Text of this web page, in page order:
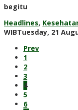
begitu
Headlines,
WIBTuesday, 21
Prev
1
2
3
4
5
6